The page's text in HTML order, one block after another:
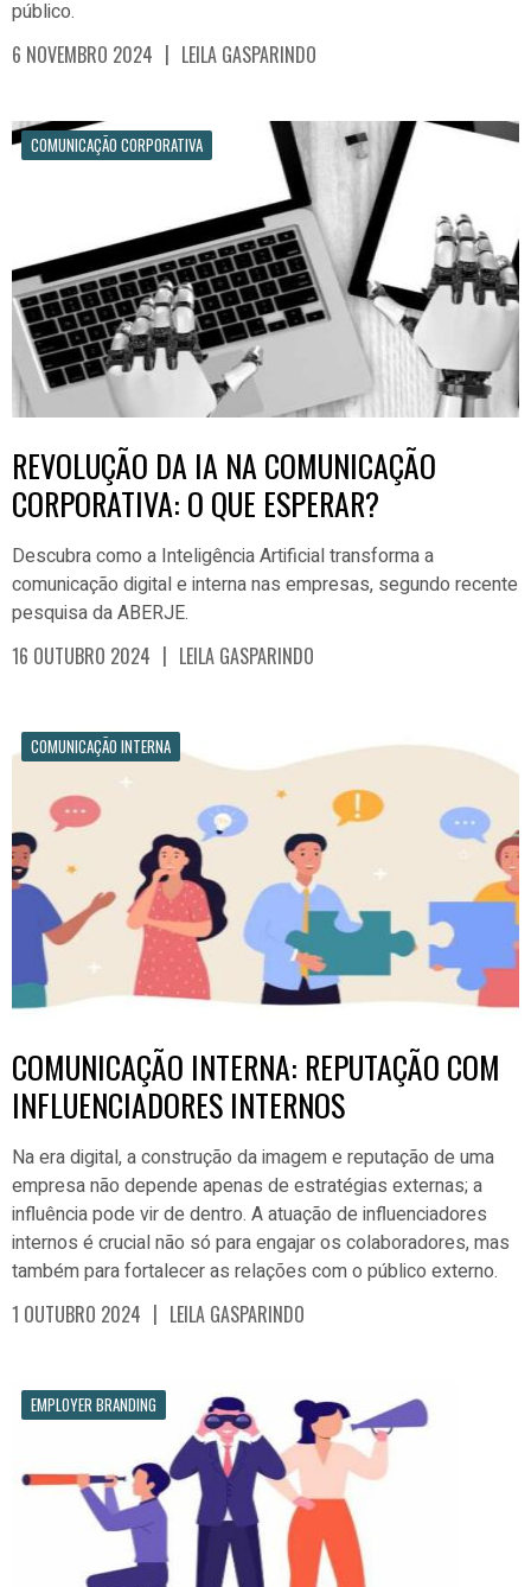
público.
6 NOVEMBRO 2024 | LEILA GASPARINDO
COMUNICAÇÃO CORPORATIVA
REVOLUÇÃO DA IA NA COMUNICAÇÃO
CORPORATIVA: O QUE ESPERAR?
Descubra como a Inteligência Artificial transforma a
comunicação digital e interna nas empresas, segundo recente
pesquisa da ABERJE.
16 OUTUBRO 2024 | LEILA GASPARINDO
COMUNICAÇÃO INTERNA
COMUNICAÇÃO INTERNA: REPUTAÇÃO COM
INFLUENCIADORES INTERNOS
Na era digital, a construção da imagem e reputação de uma
empresa não depende apenas de estratégias externas; a
influência pode vir de dentro. A atuação de influenciadores
internos é crucial não só para engajar os colaboradores, mas
também para fortalecer as relações com o público externo.
1 OUTUBRO 2024 | LEILA GASPARINDO
EMPLOYER BRANDING